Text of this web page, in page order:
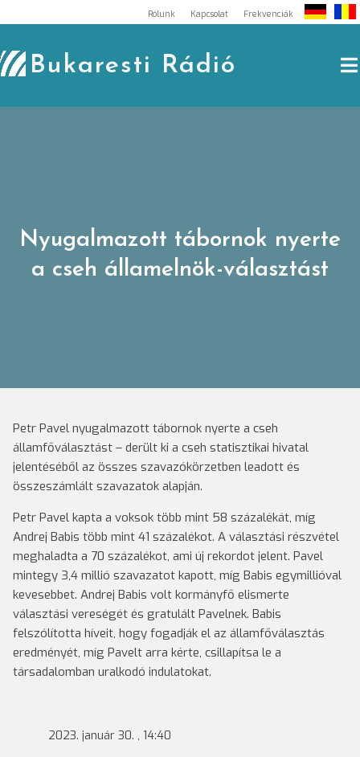
to
content
Rólunk Kapcsolat Frekvenciák
Bukaresti Rádió
Nyugalmazott tábornok nyerte
a cseh államelnök-választást
Petr Pavel nyugalmazott tábornok nyerte a cseh
államfőválasztást – derült ki a cseh statisztikai hivatal
jelentéséből az összes szavazókörzetben leadott és
összeszámlált szavazatok alapján.
Petr Pavel kapta a voksok több mint 58 százalékát, míg
Andrej Babis több mint 41 százalékot. A választási részvétel
meghaladta a 70 százalékot, ami új rekordot jelent. Pavel
mintegy 3,4 millió szavazatot kapott, míg Babis egymillióval
kevesebbet. Andrej Babis volt kormányfő elismerte
választási vereségét és gratulált Pavelnek. Babis
felszólította híveit, hogy fogadják el az államfőválasztás
eredményét, míg Pavelt arra kérte, csillapítsa le a
társadalomban uralkodó indulatokat.
2023. január 30. , 14:40